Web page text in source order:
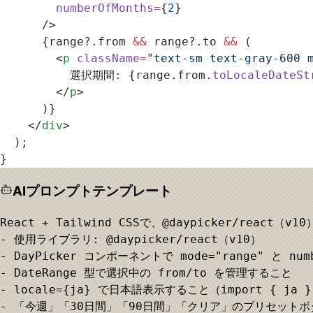
        numberOfMonths
={2}
      />
      {range?.from
&& range?.to && (
        <
p className="text-sm text-gray-600
          選択期間: {range.from.
        </
p>
      )}
    </
div>
  );
}
AIプロンプトテンプレート
React + Tailwind CSSで、@daypicker/react（v10）を
- 使用ライブラリ: @daypicker/react（v10）
- DayPicker コンポーネントで mode="range" と
- DateRange 型で選択中の from/to を管理すること
- locale={ja} で日本語表示すること（import {
- 「今週」「30日間」「90日間」「クリア」のプリセットボ